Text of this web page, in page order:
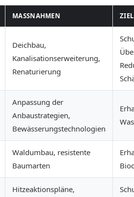
MASSNAHMEN
Deichbau,
Kanalisationserweiterung,
Renaturierung
Anpassung der
Anbaustrategien,
Bewässerungstechnologien
Waldumbau, resistente
Baumarten
Hitzeaktionspläne,